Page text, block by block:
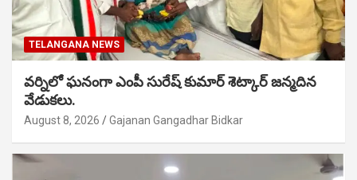
TELANGANA NEWS
వర్నిలో ఘనంగా ఎంపీ సురేష్ కుమార్ శెట్కార్ జన్మదిన
వేడుకలు.
August 8, 2026 Gajanan Gangadhar Bidkar